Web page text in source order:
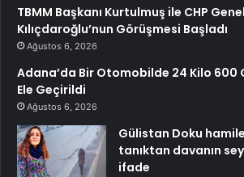
TBMM Başkanı Kurtulmuş ile CHP
Kılıçdaroğlu’nun Görüşmesi Başladı
Ağustos 6, 2026
Adana’da Bir Otomobilde 24 Kilo 600
Ele Geçirildi
Ağustos 6, 2026
Gülistan Doku
tanıktan davanın
ifade